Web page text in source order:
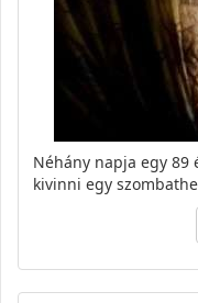
Néhány napja egy 89
kivinni egy